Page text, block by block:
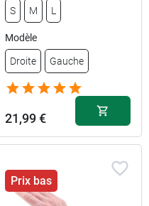
S M L
Modèle
Droite Gauche
21,99 €
Prix bas